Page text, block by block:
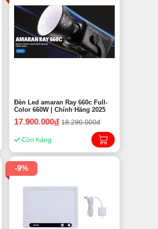
Đèn Led amaran Ray 660c Full-
Color 660W | Chính Hãng 2025
17.900.000đ 18.290.000đ
Còn hàng
-9%